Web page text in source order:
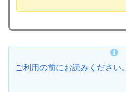
ご利用の前にお読みください。